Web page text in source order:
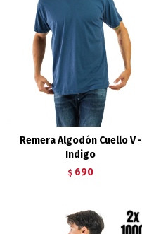
Remera Algodón Cuello V -
Indigo
$ 690